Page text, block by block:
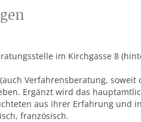
im Kirchgasse 8
Verfahrensberatung,
Ergänzt wird das
aus ihrer Erfahrung
französisch.